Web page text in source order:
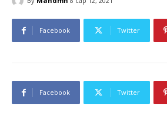
Facebook Twitter
Facebook Twitter